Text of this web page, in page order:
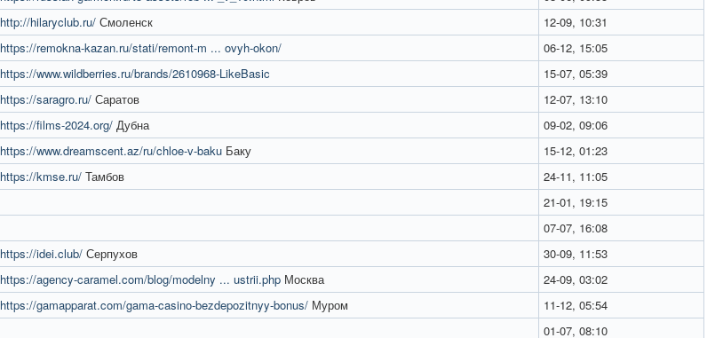
http://hilaryclub.ru/ Смоленск
12-09, 10:31
https://remokna-kazan.ru/stati/remont-m ... ovyh-okon/
06-12, 15:05
https://www.wildberries.ru/brands/2610968-LikeBasic
15-07, 05:39
https://saragro.ru/ Саратов
12-07, 13:10
https://films-2024.org/ Дубна
09-02, 09:06
https://www.dreamscent.az/ru/chloe-v-baku Баку
15-12, 01:23
https://kmse.ru/ Тамбов
24-11, 11:05
21-01, 19:15
07-07, 16:08
https://idei.club/ Серпухов
30-09, 11:53
https://agency-caramel.com/blog/modelny ... ustrii.php Москва
24-09, 03:02
https://gamapparat.com/gama-casino-bezdepozitnyy-bonus/ Муром
11-12, 05:54
01-07, 08:10